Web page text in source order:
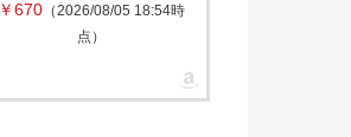
￥670（2026/08/05 18:54時
点）